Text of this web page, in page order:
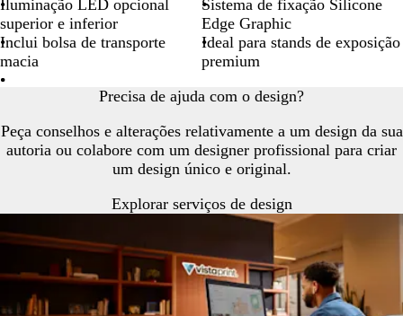
Iluminação LED opcional
superior e inferior
Inclui bolsa de transporte
macia
Sistema de fixação Silicone
Edge Graphic
Ideal para stands de exposição
premium
Precisa de ajuda com o design?
Peça conselhos e alterações relativamente a um design da sua
autoria ou colabore com um designer profissional para criar
um design único e original.
Explorar serviços de design